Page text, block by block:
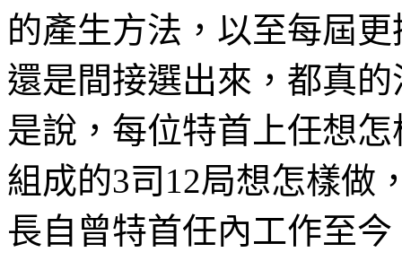
的產生方法，以至每屆
還是間接選出來，都真
是說，每位特首上任想
組成的3司12局想怎樣做
長自曾特首任內工作至